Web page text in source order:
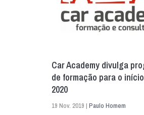
Car Academy divulga
de formação para o
2020
19 Nov. 2019 | Paulo Homem